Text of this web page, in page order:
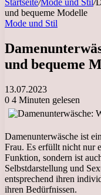
Startseite/Mode und Stil/
und bequeme Modelle
Mode und Stil
und bequeme
13.07.2023
0 4 Minuten gelesen
Damenunterwäsche ist
Frau. Es erfüllt nicht nur
Funktion, sondern ist
Selbstdarstellung und
entsprechend ihren
ihren Bedürfnissen.